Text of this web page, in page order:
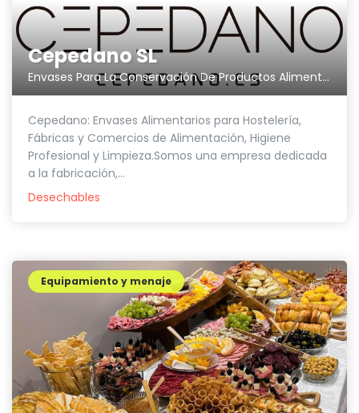
Cepedano SL
Envases Para La Conservación De Productos Alimenticios, etc.
Cepedano: Envases Alimentarios para Hostelería,
Fábricas y Comercios de Alimentación, Higiene
Profesional y Limpieza.Somos una empresa dedicada
a la fabricación,...
Desechables
Equipamiento y menaje